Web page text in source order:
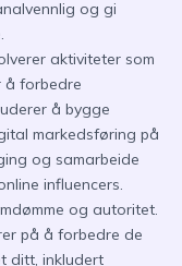
og gi
aktiviteter som
forbedre
å bygge
markedsføring på
og samarbeide
influencers.
og autoritet.
på å forbedre de
ditt, inkludert